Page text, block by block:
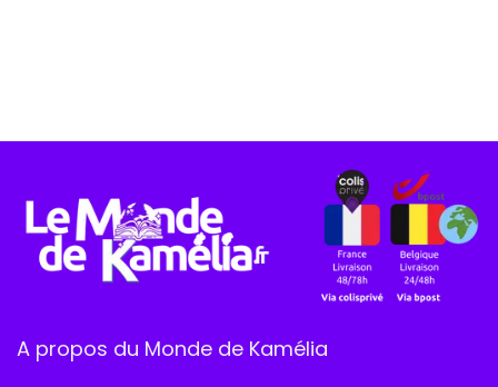
A propos du Monde de Kamélia